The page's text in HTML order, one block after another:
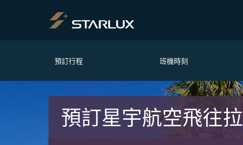
預訂行程 班機時刻
預訂星宇航空飛往